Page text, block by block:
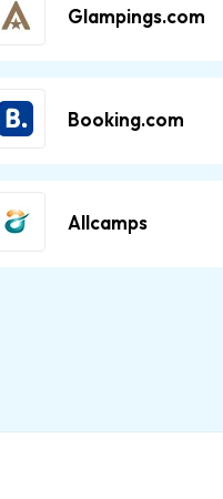
Glampings.com
Booking.com
Allcamps